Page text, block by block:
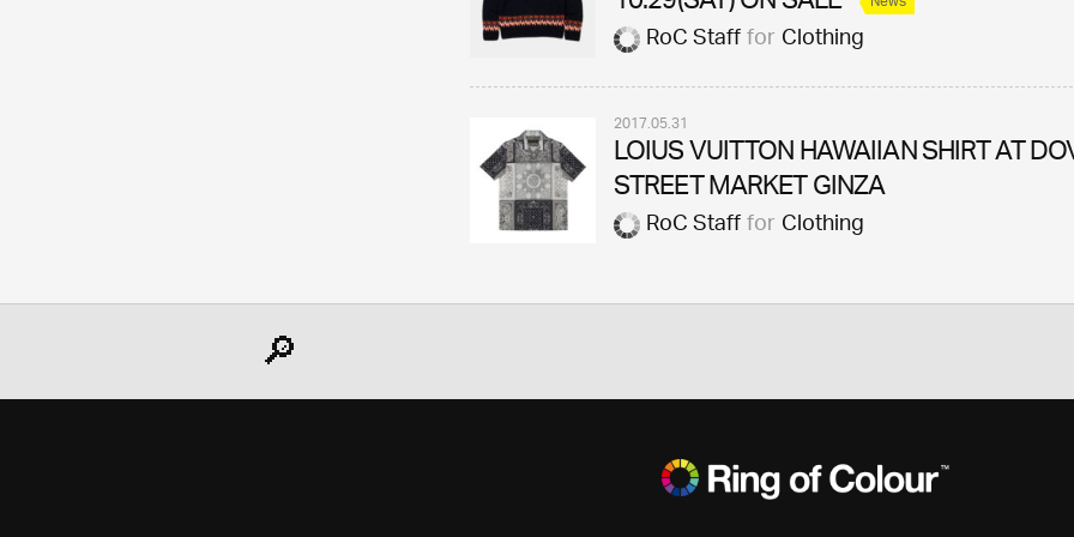
RoC StaffforClothing
2017.05.31
LOIUS VUITTON HAWAIIAN SHIRT AT
STREET MARKET GINZA
RoC StaffforClothing